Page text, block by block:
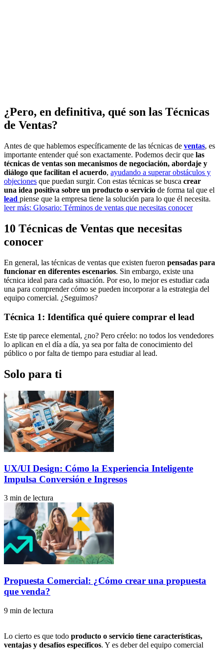
¿Pero, en definitiva, qué son las Técnicas
de Ventas?
Antes de que hablemos específicamente de las técnicas de ventas, es
importante entender qué son exactamente. Podemos decir que las
técnicas de ventas son mecanismos de negociación, abordaje y
diálogo que facilitan el acuerdo, ayudando a superar obstáculos y
objeciones que puedan surgir. Con estas técnicas se busca crear
una idea positiva sobre un producto o servicio de forma tal que el
lead piense que la empresa tiene la solución para lo que él necesita.
leer más: Glosario: Términos de ventas que necesitas conocer
10 Técnicas de Ventas que necesitas
conocer
En general, las técnicas de ventas que existen fueron pensadas para
funcionar en diferentes escenarios. Sin embargo, existe una
técnica ideal para cada situación. Por eso, lo mejor es estudiar cada
una para comprender cómo se pueden incorporar a la estrategia del
equipo comercial. ¿Seguimos?
Técnica 1: Identifica qué quiere comprar el lead
Este tip parece elemental, ¿no? Pero créelo: no todos los vendedores
lo aplican en el día a día, ya sea por falta de conocimiento del
público o por falta de tiempo para estudiar al lead.
Solo para ti
UX/UI Design: Cómo la Experiencia Inteligente
Impulsa Conversión e Ingresos
3 min de lectura
Propuesta Comercial: ¿Cómo crear una propuesta
que venda?
9 min de lectura
Lo cierto es que todo producto o servicio tiene características,
ventajas y desafíos específicos. Y es deber del equipo comercial